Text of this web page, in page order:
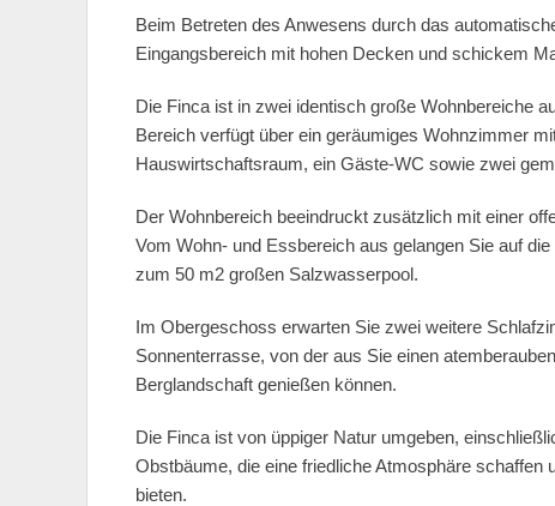
Beim Betreten des Anwesens durch das
Eingangsbereich mit hohen Decken und schickem
Die Finca ist in zwei identisch große Wohnbereiche
Bereich verfügt über ein geräumiges Wohnzimmer
Hauswirtschaftsraum, ein Gäste-WC sowie zwei
Der Wohnbereich beeindruckt zusätzlich mit einer
Vom Wohn- und Essbereich aus gelangen Sie auf
zum 50 m2 großen Salzwasserpool.
Im Obergeschoss erwarten Sie zwei weitere
Sonnenterrasse, von der aus Sie einen
Berglandschaft genießen können.
Die Finca ist von üppiger Natur umgeben,
Obstbäume, die eine friedliche Atmosphäre
bieten.